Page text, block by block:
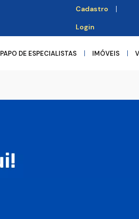
Cadastro
Login
PAPO DE ESPECIALISTAS IMÓVEIS